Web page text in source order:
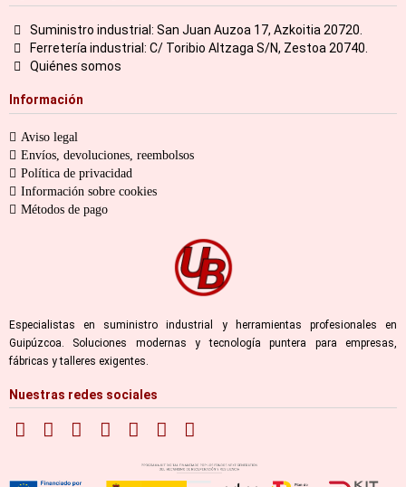
Suministro industrial: San Juan Auzoa 17, Azkoitia 20720.
Ferretería industrial: C/ Toribio Altzaga S/N, Zestoa 20740.
Quiénes somos
Información
Aviso legal
Envíos, devoluciones, reembolsos
Política de privacidad
Información sobre cookies
Métodos de pago
Especialistas en suministro industrial y herramientas profesionales en
Guipúzcoa. Soluciones modernas y tecnología puntera para empresas,
fábricas y talleres exigentes.
Nuestras redes sociales